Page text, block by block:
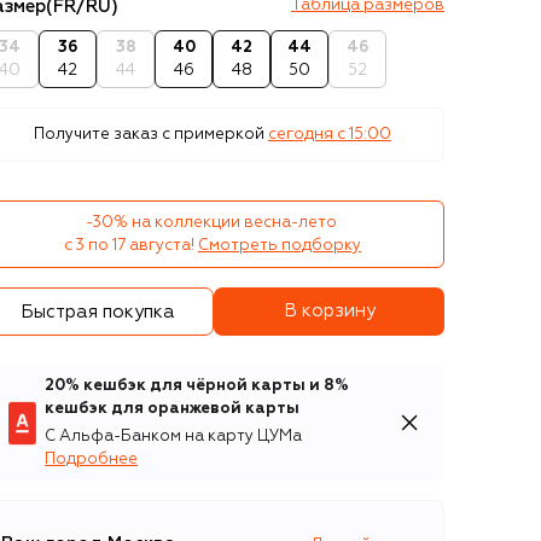
(FR/RU) Таблица размеров
34
40
36
42
38
44
40
46
42
48
44
50
46
52
Получите заказ с примеркой сегодня c 15:00
-30% на коллекции весна-лето
с 3 по 17 августа! Смотреть подборку
Быстрая покупка В корзину
20% кешбэк для чёрной карты и 8%
кешбэк для оранжевой карты
С Альфа-Банком на карту ЦУМа
Подробнее